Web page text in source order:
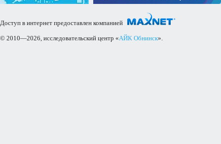
Доступ в интернет предоставлен компанией
© 2010—2026, исследовательский центр «АЙК Обнинск».